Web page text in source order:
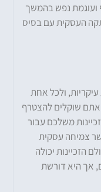
נפש בהמשך
העסקית עם בסיס
ולכל אחת
אתם שוקלים להצטרף
משלכם עבור
צמיחה עסקית
יכולה
אך היא דורשת